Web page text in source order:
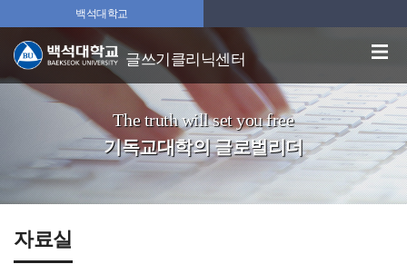
백석대학교
글쓰기클리닉센터
The truth will set you free
기독교대학의 글로벌리더
자료실